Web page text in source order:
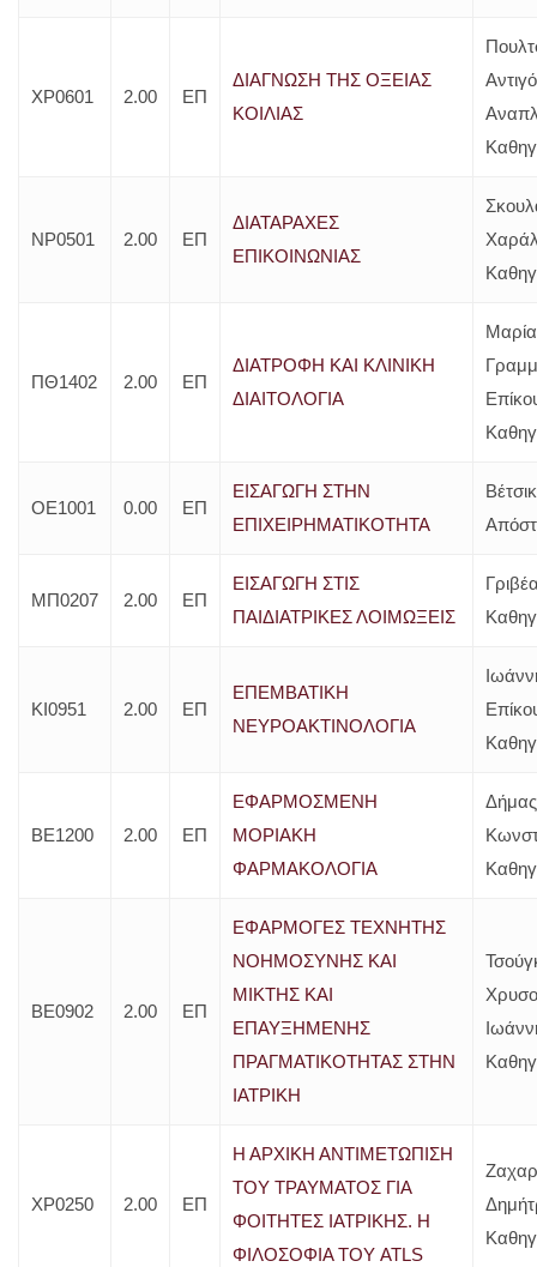
ΧΡ0601 2.00 ΕΠ
ΔΙΑΓΝΩΣΗ ΤΗΣ ΟΞΕΙΑΣ
ΚΟΙΛΙΑΣ
ΝΡ0501 2.00 ΕΠ
ΔΙΑΤΑΡΑΧΕΣ
ΕΠΙΚΟΙΝΩΝΙΑΣ
ΠΘ1402 2.00 ΕΠ
ΔΙΑΤΡΟΦΗ ΚΑΙ ΚΛΙΝΙΚΗ
ΔΙΑΙΤΟΛΟΓΙΑ
Μαρία
ΟΕ1001 0.00 ΕΠ
ΕΙΣΑΓΩΓΗ ΣΤΗΝ
ΕΠΙΧΕΙΡΗΜΑΤΙΚΟΤΗΤΑ
ΜΠ0207 2.00 ΕΠ
ΕΙΣΑΓΩΓΗ ΣΤΙΣ
ΠΑΙΔΙΑΤΡΙΚΕΣ ΛΟΙΜΩΞΕΙΣ
ΚΙ0951 2.00 ΕΠ
ΕΠΕΜΒΑΤΙΚΗ
ΝΕΥΡΟΑΚΤΙΝΟΛΟΓΙΑ
ΒΕ1200 2.00 ΕΠ
ΕΦΑΡΜΟΣΜΕΝΗ
ΜΟΡΙΑΚΗ
ΦΑΡΜΑΚΟΛΟΓΙΑ
Δήμας
ΒΕ0902 2.00 ΕΠ
ΕΦΑΡΜΟΓΕΣ ΤΕΧΝΗΤΗΣ
ΝΟΗΜΟΣΥΝΗΣ ΚΑΙ
ΜΙΚΤΗΣ ΚΑΙ
ΕΠΑΥΞΗΜΕΝΗΣ
ΠΡΑΓΜΑΤΙΚΟΤΗΤΑΣ ΣΤΗΝ
ΙΑΤΡΙΚΗ
ΧΡ0250 2.00 ΕΠ
Η ΑΡΧΙΚΗ ΑΝΤΙΜΕΤΩΠΙΣΗ
ΤΟΥ ΤΡΑΥΜΑΤΟΣ ΓΙΑ
ΦΟΙΤΗΤΕΣ ΙΑΤΡΙΚΗΣ. Η
ΦΙΛΟΣΟΦΙΑ ΤΟΥ ATLS